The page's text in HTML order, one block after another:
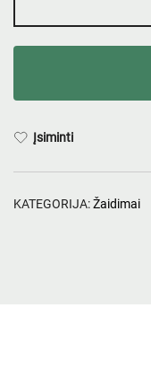
Įsiminti
KATEGORIJA:Žaidimai